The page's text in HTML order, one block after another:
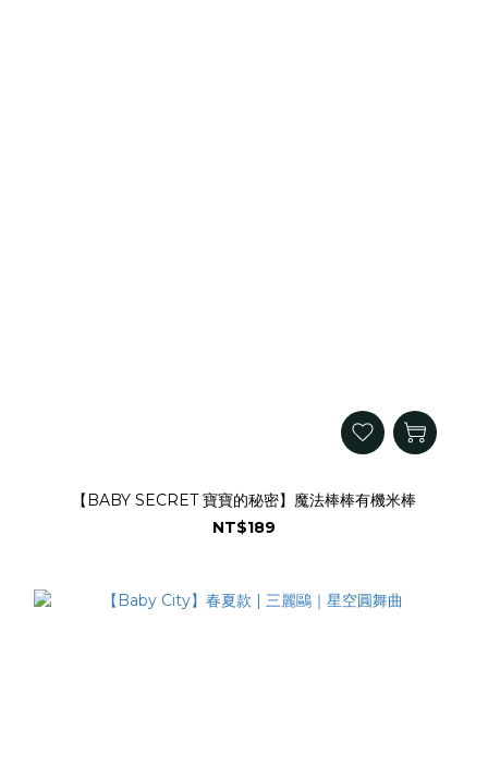
【BABY SECRET 寶寶的秘密】魔法棒棒有機米棒
NT$189